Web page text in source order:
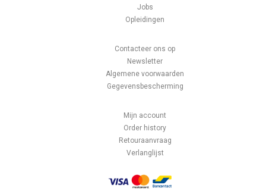
Jobs
Opleidingen
Contacteer ons op
Newsletter
Algemene voorwaarden
Gegevensbescherming
Mijn account
Order history
Retouraanvraag
Verlanglijst